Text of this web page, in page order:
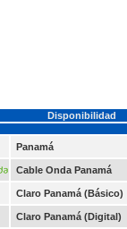
Disponibilidad
Panamá
Cable Onda Panamá
Claro Panamá (Básico)
Claro Panamá (Digital)